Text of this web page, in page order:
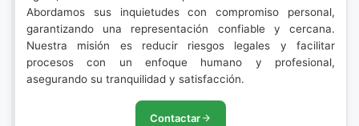
Abordamos sus inquietudes con compromiso personal,
garantizando una representación confiable y cercana.
Nuestra misión es reducir riesgos legales y facilitar
procesos con un enfoque humano y profesional,
asegurando su tranquilidad y satisfacción.
Contactar